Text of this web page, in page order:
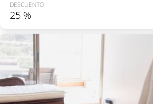
DESCUENTO
25 %